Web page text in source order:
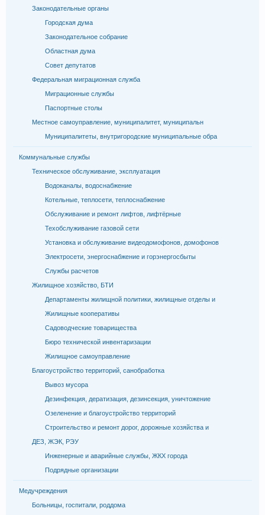
Законодательные органы
Городская дума
Законодательное собрание
Областная дума
Совет депутатов
Федеральная миграционная служба
Миграционные службы
Паспортные столы
Местное самоуправление, муниципалитет, муниципальн
Муниципалитеты, внутригородские муниципальные обра
Коммунальные службы
Техническое обслуживание, эксплуатация
Водоканалы, водоснабжение
Котельные, теплосети, теплоснабжение
Обслуживание и ремонт лифтов, лифтёрные
Техобслуживание газовой сети
Установка и обслуживание видеодомофонов, домофонов
Электросети, энергоснабжение и горэнергосбыты
Службы расчетов
Жилищное хозяйство, БТИ
Департаменты жилищной политики, жилищные отделы и
Жилищные кооперативы
Садоводческие товарищества
Бюро технической инвентаризации
Жилищное самоуправление
Благоустройство территорий, санобработка
Вывоз мусора
Дезинфекция, дератизация, дезинсекция, уничтожение
Озеленение и благоустройство территорий
Строительство и ремонт дорог, дорожные хозяйства и
ДЕЗ, ЖЭК, РЭУ
Инженерные и аварийные службы, ЖКХ города
Подрядные организации
Медучреждения
Больницы, госпитали, роддома